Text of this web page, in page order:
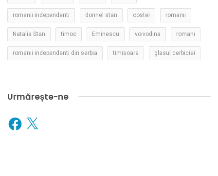
romanii independenti dorinel stan costei romanii
Natalia Stan timoc Eminescu voivodina romani
romanii independenti din serbia timisoara glasul cerbiciei
Urmărește-ne
Facebook
X